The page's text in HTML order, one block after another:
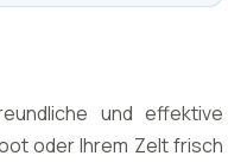
und effektive
oder Ihrem Zelt frisch